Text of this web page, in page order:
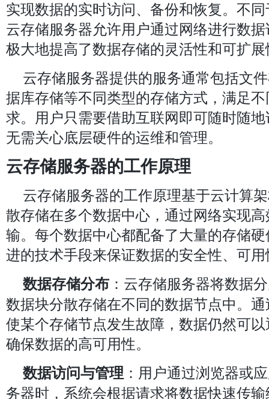
实现数据的实时访问、备份和恢复。不
云存储服务器允许用户通过网络进行数
极大地提高了数据存储的灵活性和可扩展
云存储服务器提供的服务通常包括文
据库存储等不同类型的存储方式，满足
求。用户只需要借助互联网即可随时随
无需关心底层硬件的运维和管理。
云存储服务器的工作原理
云存储服务器的工作原理基于云计算
散存储在多个数据中心，通过网络实现
输。每个数据中心都配备了大量的存储
进的技术手段来保证数据的安全性、可
数据存储分布 ：云存储服务器将数据
数据块分散存储在不同的数据节点中。
使某个存储节点发生故障，数据仍然可
确保数据的高可用性。
数据访问与管理 ：用户通过浏览器或
务器时，系统会根据请求将数据快速传